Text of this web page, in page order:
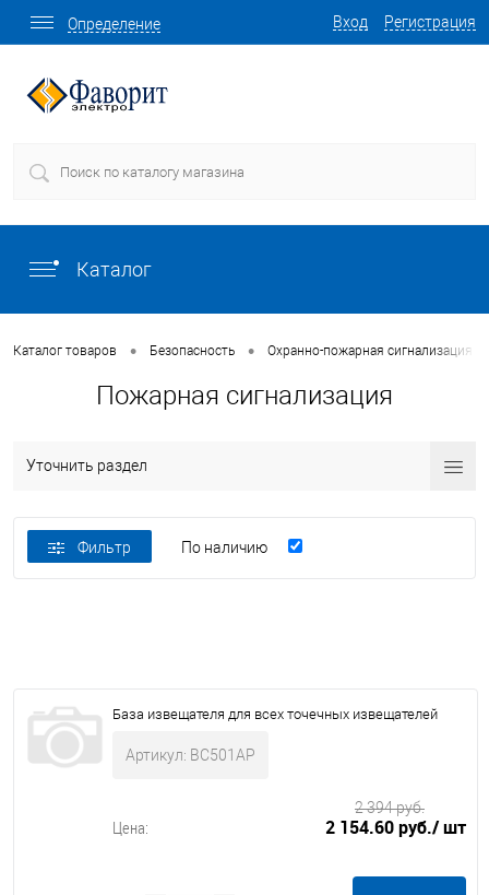
Вход Регистрация
Определение
Каталог
Каталог товаров • Безопасность • Охранно-пожарная сигнализация
Пожарная сигнализация
Уточнить раздел
Фильтр По наличию
База извещателя для всех точечных извещателей
Артикул: BС501AP
Цена: 2 154.60 руб./ шт
2 394 руб.